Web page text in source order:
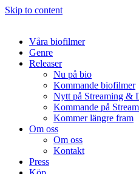
Skip to content
Våra biofilmer
Genre
Releaser
Nu på bio
Kommande biofilmer
Nytt på Streaming &
Kommande på
Kommer längre fram
Om oss
Om oss
Kontakt
Press